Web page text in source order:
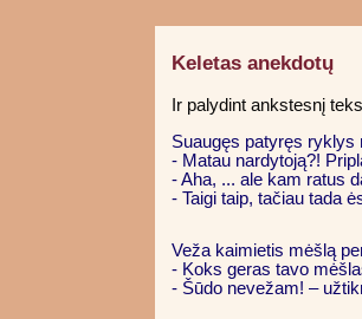
Keletas anekdotų
Ir palydint ankstesnį
Suaugęs patyręs ryklys
- Matau nardytoją?!
- Aha, ... ale kam ratus
- Taigi taip, tačiau tada
Veža kaimietis mėšlą
- Koks geras tavo
- Šūdo nevežam! –